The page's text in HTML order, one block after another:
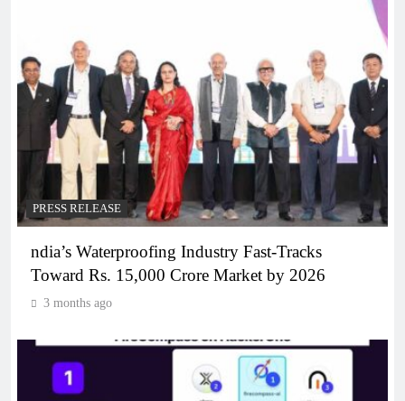
PRESS RELEASE
ndia’s Waterproofing Industry Fast-Tracks
Toward Rs. 15,000 Crore Market by 2026
3 months ago